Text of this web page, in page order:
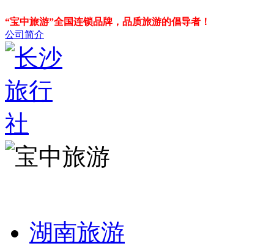
“宝中旅游”全国连锁品牌，品质旅游的倡导者！
公司简介
湖南旅游